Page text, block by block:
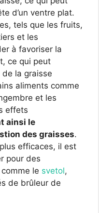
d’un ventre plat.
tels que les fruits,
et les
à favoriser la
ce qui peut
la graisse
aliments comme
et les
effets
ainsi le
des graisses.
efficaces, il est
pour des
le svetol,
de brûleur de